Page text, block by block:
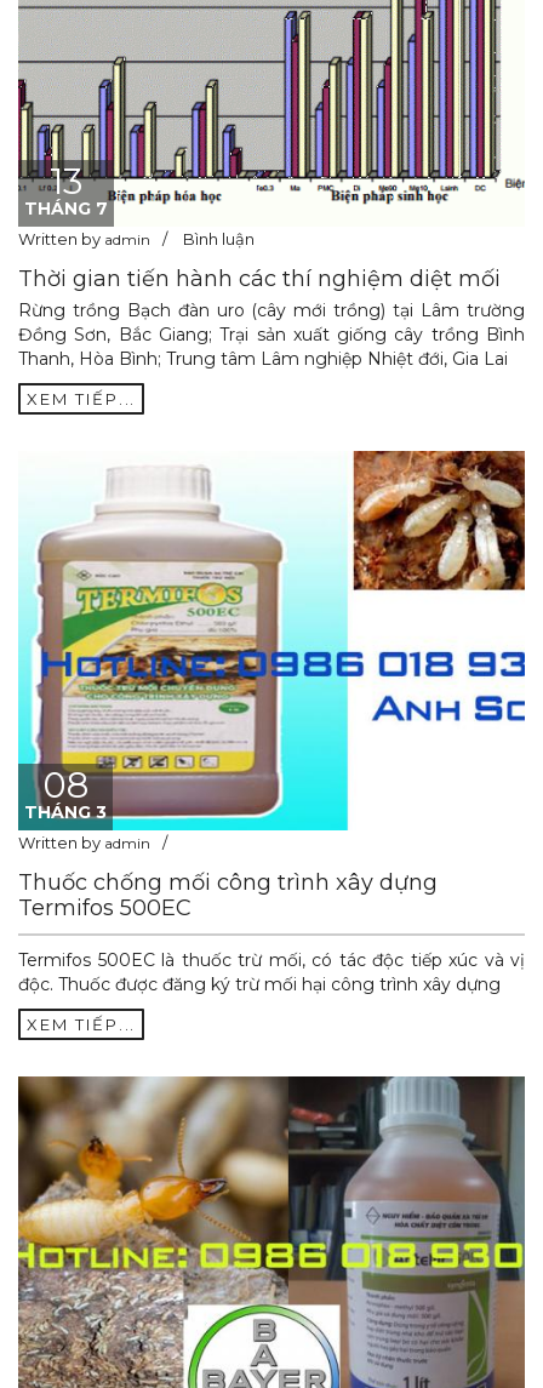
13
THÁNG 7
Written by admin Bình luận
Thời gian tiến hành các thí nghiệm diệt mối
Rừng trồng Bạch đàn uro (cây mới trồng) tại Lâm trường
Đồng Sơn, Bắc Giang; Trại sản xuất giống cây trồng Bình
Thanh, Hòa Bình; Trung tâm Lâm nghiệp Nhiệt đới, Gia Lai
XEM TIẾP...
08
THÁNG 3
Written by admin
Thuốc chống mối công trình xây dựng
Termifos 500EC
Termifos 500EC là thuốc trừ mối, có tác độc tiếp xúc và vị
độc. Thuốc được đăng ký trừ mối hại công trình xây dựng
XEM TIẾP...